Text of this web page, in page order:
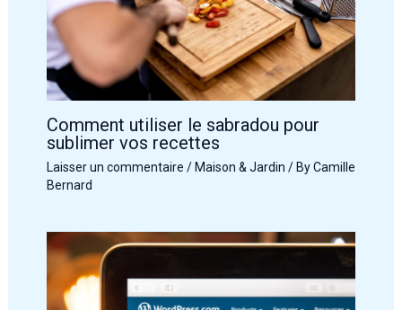
Comment utiliser le sabradou pour
sublimer vos recettes
Laisser un commentaire / Maison & Jardin / ByCamille
Bernard